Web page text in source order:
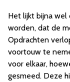
Het lijkt bijna wel
worden, dat de
Opdrachten
voortouw te
voor elkaar,
gesmeed. Deze